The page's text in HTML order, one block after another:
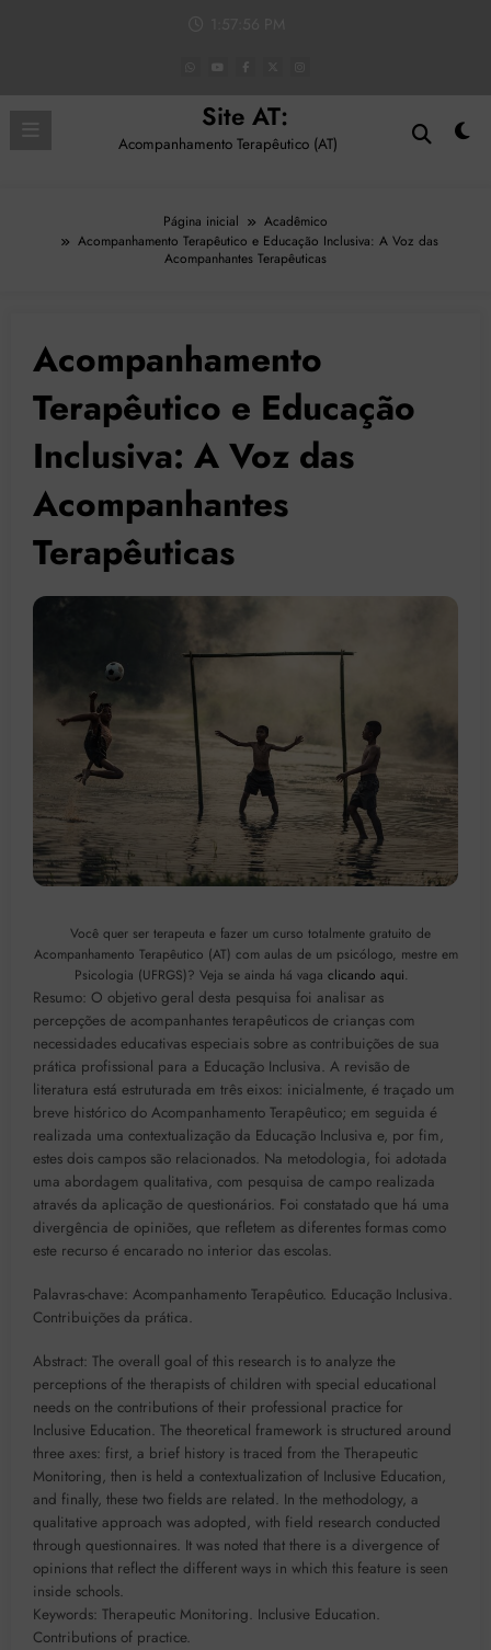
Site AT:
Acompanhamento Terapêutico (AT)
Página inicial
Acadêmico
Acompanhamento Terapêutico e Educação Inclusiva: A Voz das
Acompanhantes Terapêuticas
Acompanhamento
Terapêutico e Educação
Inclusiva: A Voz das
Acompanhantes
Terapêuticas
Você quer ser terapeuta e fazer um curso totalmente gratuito de
Acompanhamento Terapêutico (AT) com aulas de um psicólogo, mestre em
Psicologia (UFRGS)? Veja se ainda há vaga clicando aqui.
Resumo: O objetivo geral desta pesquisa foi analisar as
percepções de acompanhantes terapêuticos de crianças com
necessidades educativas especiais sobre as contribuições de sua
prática profissional para a Educação Inclusiva. A revisão de
literatura está estruturada em três eixos: inicialmente, é traçado um
breve histórico do Acompanhamento Terapêutico; em seguida é
realizada uma contextualização da Educação Inclusiva e, por fim,
estes dois campos são relacionados. Na metodologia, foi adotada
uma abordagem qualitativa, com pesquisa de campo realizada
através da aplicação de questionários. Foi constatado que há uma
divergência de opiniões, que refletem as diferentes formas como
este recurso é encarado no interior das escolas.
Palavras-chave: Acompanhamento Terapêutico. Educação Inclusiva.
Contribuições da prática.
Abstract: The overall goal of this research is to analyze the
perceptions of the therapists of children with special educational
needs on the contributions of their professional practice for
Inclusive Education. The theoretical framework is structured around
three axes: first, a brief history is traced from the Therapeutic
Monitoring, then is held a contextualization of Inclusive Education,
and finally, these two fields are related. In the methodology, a
qualitative approach was adopted, with field research conducted
through questionnaires. It was noted that there is a divergence of
opinions that reflect the different ways in which this feature is seen
inside schools.
Keywords: Therapeutic Monitoring. Inclusive Education.
Contributions of practice.